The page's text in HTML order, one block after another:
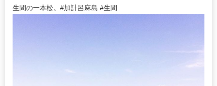
生間の一本松。#加計呂麻島 #生間